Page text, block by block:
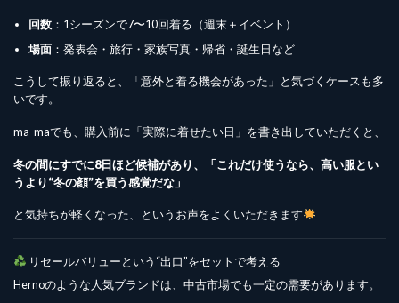
回数：1シーズンで7〜10回着る（週末＋イベント）
場面：発表会・旅行・家族写真・帰省・誕生日など
こうして振り返ると、「意外と着る機会があった」と気づくケースも多
いです。
ma-maでも、購入前に「実際に着せたい日」を書き出していただくと、
冬の間にすでに8日ほど候補があり、「これだけ使うなら、高い服とい
うより“冬の顔”を買う感覚だな」
と気持ちが軽くなった、というお声をよくいただきます
リセールバリューという“出口”をセットで考える
Hernoのような人気ブランドは、中古市場でも一定の需要があります。